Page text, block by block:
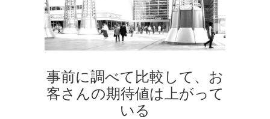
事前に調べて比較して、お
客さんの期待値は上がって
いる